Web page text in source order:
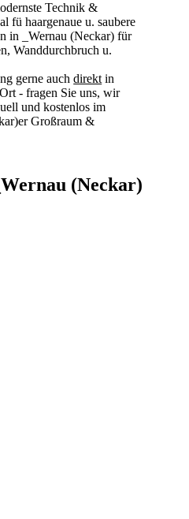
Technik &
fü haargenaue u. saubere
in _Wernau (Neckar) für
Wanddurchbruch u.
gerne auchdirekt in
- fragen Sie uns, wir
und kostenlos im
Großraum &
(Neckar)